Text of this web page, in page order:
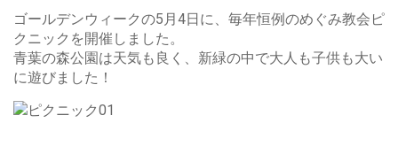
ゴールデンウィークの5月4日に、毎年恒例のめぐみ教会ピ
クニックを開催しました。
青葉の森公園は天気も良く、新緑の中で大人も子供も大い
に遊びました！